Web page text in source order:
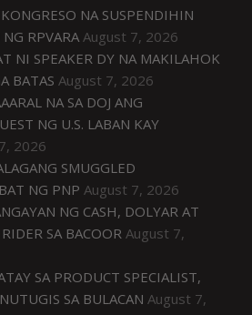
NA SUSPENDIHIN
RPVARA August 7, 2026
NI SPEAKER DY NA MAKILAHOK
BATAS August 7, 2026
NA SA DOJ ANG
NG U.S. LABAN KAY
2026
SMUGGLED
NG PNP August 7, 2026
NG CASH, DOLYAR AT
SA BACOOR August 7,
SA PRODUCT SPECIALIST,
SA BULACAN August 7,